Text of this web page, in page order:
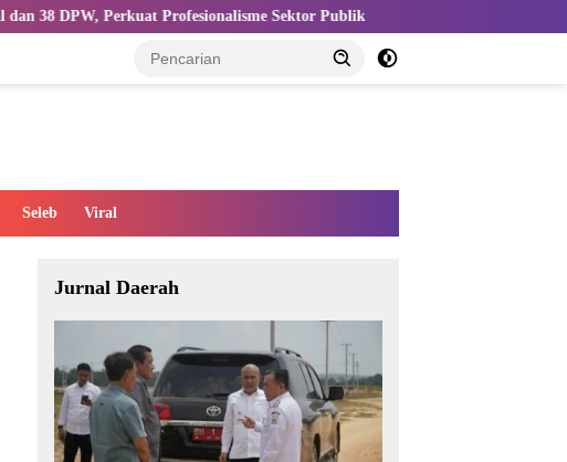
Sektor Publik Kemnaker Perkuat Ekosistem K3 untuk
Seleb Viral
Jurnal Daerah